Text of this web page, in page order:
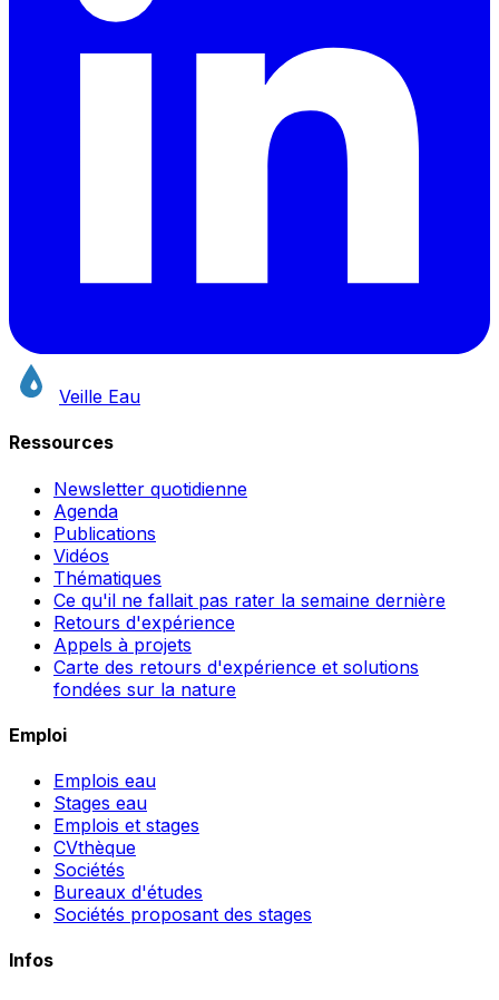
Veille Eau
Ressources
Newsletter quotidienne
Agenda
Publications
Vidéos
Thématiques
Ce qu'il ne fallait pas rater la semaine dernière
Retours d'expérience
Appels à projets
Carte des retours d'expérience et solutions
fondées sur la nature
Emploi
Emplois eau
Stages eau
Emplois et stages
CVthèque
Sociétés
Bureaux d'études
Sociétés proposant des stages
Infos